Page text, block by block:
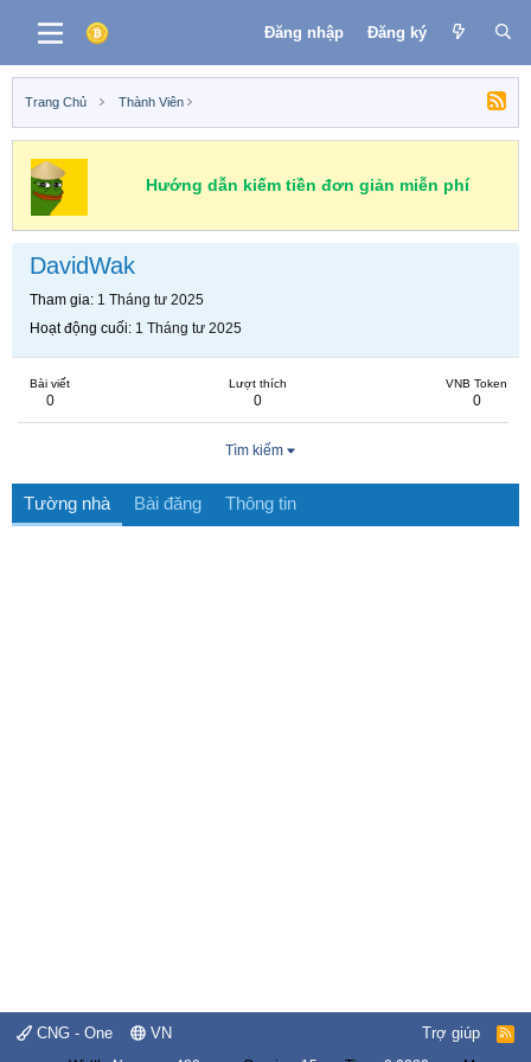
Đăng nhập Đăng ký
Trang Chủ Thành Viên
Hướng dẫn kiếm tiền đơn giản miễn phí
DavidWak
Tham gia 1 Tháng tư 2025
Hoạt động cuối 1 Tháng tư 2025
Bài viết
0
Lượt thích
0
VNB Token
0
Tìm kiếm
Tường nhà Bài đăng Thông tin
CNG - One VN Trợ giúp
R